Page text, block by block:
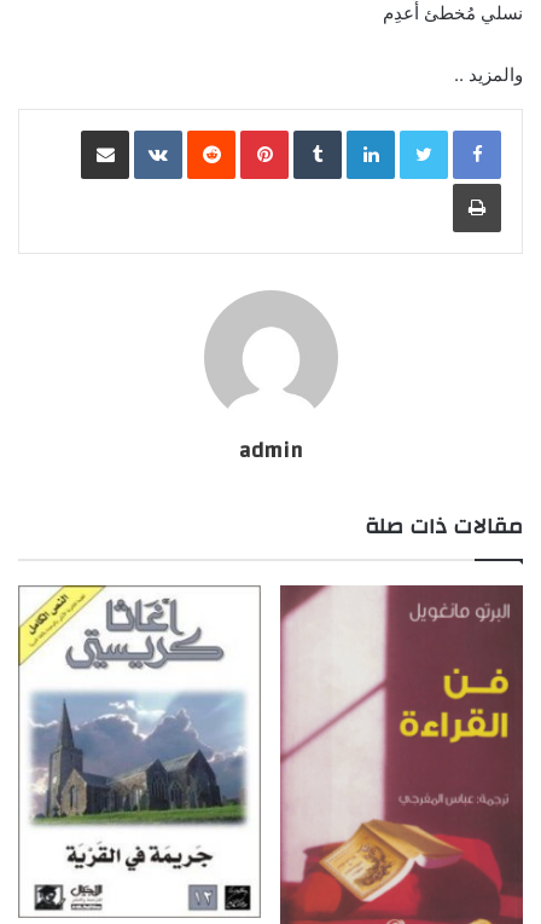
نسلي مُخطئ أُعدِم
والمزيد ..
LinkedIn
Pinterest مشاركة عبر البريد
طباعة
admin
مقالات ذات صلة